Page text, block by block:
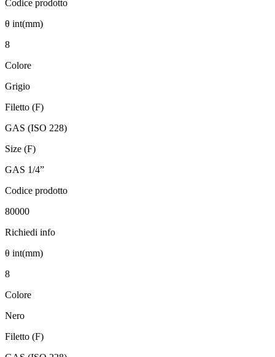
Codice prodotto
θ int(mm)
8
Colore
Grigio
Filetto (F)
GAS (ISO 228)
Size (F)
GAS 1/4”
Codice prodotto
80000
Richiedi info
θ int(mm)
8
Colore
Nero
Filetto (F)